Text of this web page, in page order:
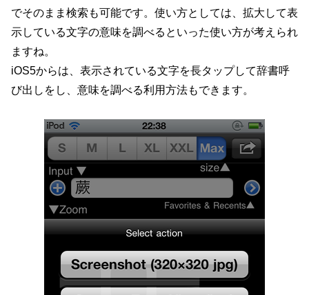
でそのまま検索も可能です。使い方としては、拡大して表
示している文字の意味を調べるといった使い方が考えられ
ますね。
iOS5からは、表示されている文字を長タップして辞書呼
び出しをし、意味を調べる利用方法もできます。